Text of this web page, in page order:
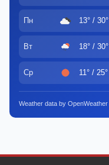
Пн 13° / 30°
Вт 18° / 30°
Ср 11° / 25°
Weather data by OpenWeather